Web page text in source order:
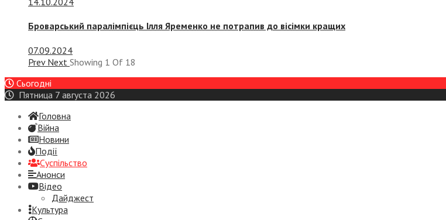
Броварський паралімпієць Ілля Яременко не потрапив до вісімки кращих
07.09.2024
Prev Next Showing 1 Of 18
Сьогодні
Пятница 7 августа 2026
Головна
Війна
Новини
Події
Суспiльство
Анонси
Відео
Дайджест
Культура